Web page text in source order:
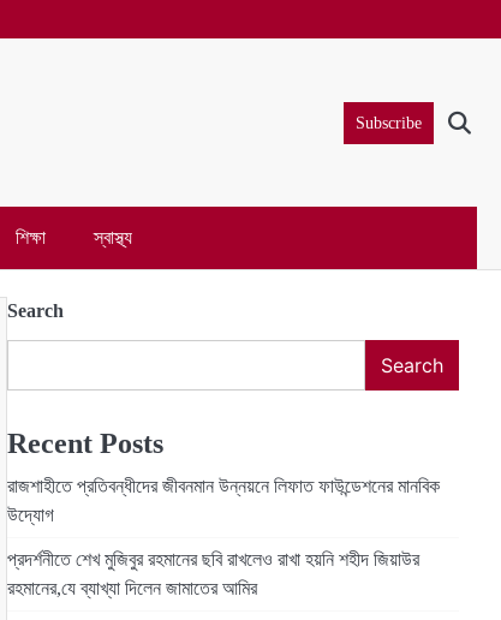
Subscribe
শিক্ষা স্বাস্থ্য
Search
Search
Recent Posts
রাজশাহীতে প্রতিবন্ধীদের জীবনমান উন্নয়নে লিফাত ফাউন্ডেশনের মানবিক
উদ্যোগ
প্রদর্শনীতে শেখ মুজিবুর রহমানের ছবি রাখলেও রাখা হয়নি শহীদ জিয়াউর
রহমানের,যে ব্যাখ্যা দিলেন জামাতের আমির